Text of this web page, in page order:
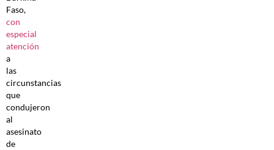
Faso,
con
especial
atención
a
las
circunstancias
que
condujeron
al
asesinato
de